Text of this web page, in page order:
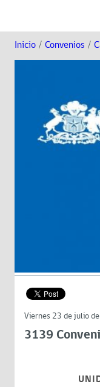
Inicio / Convenios /
Viernes 23 de julio
3139